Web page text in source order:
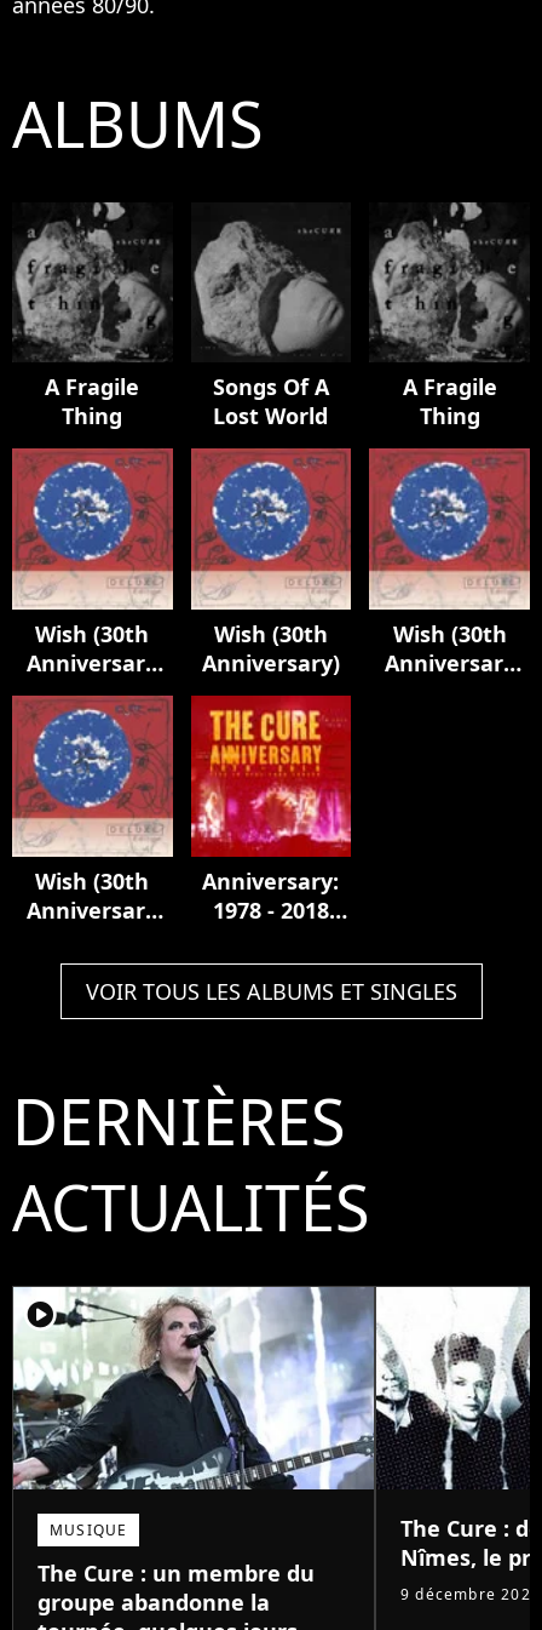
ALBUMS
A Fragile
Thing
Songs Of A
Lost World
A Fragile
Thing
Wish (30th
Anniversary
Edition)
Wish (30th
Anniversary)
Wish (30th
Anniversary
Wish (30th
Anniversary
Anniversary:
1978 - 2018
Park London
VOIR TOUS LES ALBUMS ET SINGLES
DERNIÈRES
ACTUALITÉS
player2
MUSIQUE
The Cure : un membre du
groupe abandonne la
The Cure :
Nîmes, le
9 décembre 2025